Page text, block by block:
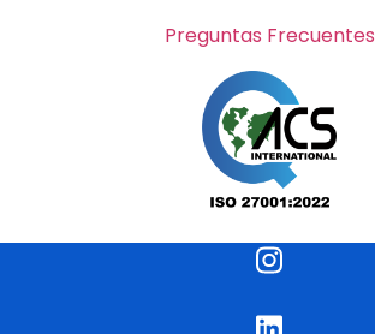
Preguntas Frecuentes